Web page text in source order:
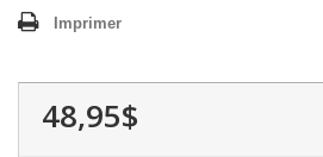
Imprimer
48,95$